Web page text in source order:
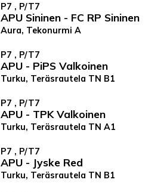
P7 , P/T7
APU Sininen - FC RP Sininen
Aura, Tekonurmi A
P7 , P/T7
APU - PiPS Valkoinen
Turku, Teräsrautela TN B1
P7 , P/T7
APU - TPK Valkoinen
Turku, Teräsrautela TN A1
P7 , P/T7
APU - Jyske Red
Turku, Teräsrautela TN B1